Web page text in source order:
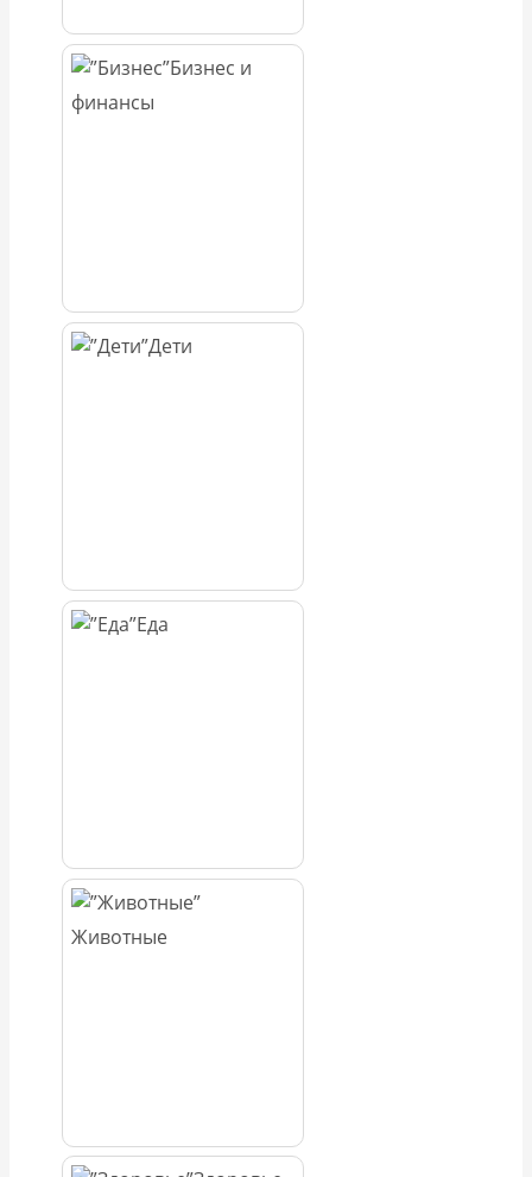
Бизнес и
финансы
Дети
Еда
Животные